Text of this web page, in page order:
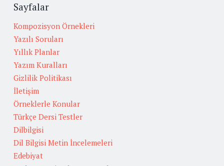
Sayfalar
Kompozisyon Örnekleri
Yazılı Soruları
Yıllık Planlar
Yazım Kuralları
Gizlilik Politikası
İletişim
Örneklerle Konular
Türkçe Dersi Testler
Dilbilgisi
Dil Bilgisi Metin İncelemeleri
Edebiyat